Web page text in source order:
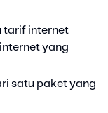
tarif internet
yang
satu paket yang